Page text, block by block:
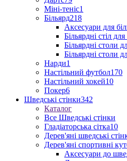
Міні-теніс1
Більярд218
Аксесуари для
Більярдні стіл
Більярдні столи
Більярдні столи
Нарди1
Настільний футбол170
Настільний хокей10
Покер6
Шведські стінки342
Каталог
Все Шведські стінки
Гладіаторська сітка10
Дерев'яні шведські
Дерев'яні спортивні
Аксесуари до